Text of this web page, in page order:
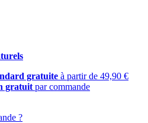
gratuite à partir de 49,90 €
gratuit par commande
?